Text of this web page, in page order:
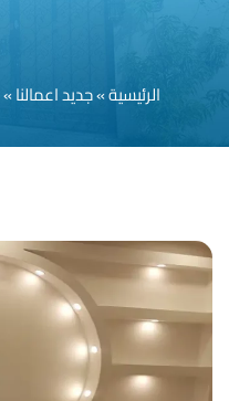
الرئيسية»جديد اعمالنا»